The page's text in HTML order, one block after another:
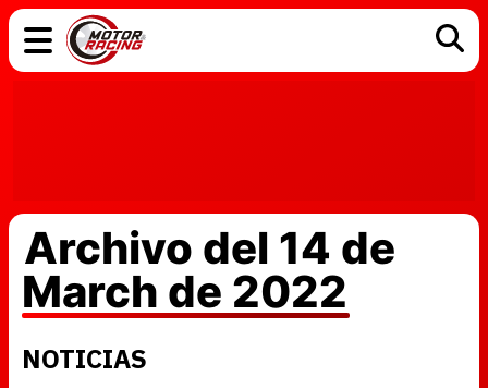
Archivo del 14 de
March de 2022
NOTICIAS